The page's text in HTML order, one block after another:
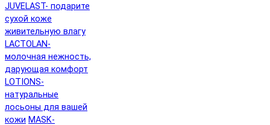
JUVELAST- подарите
сухой коже
живительную влагу
LACTOLAN-
молочная нежность,
дарующая комфорт
LOTIONS-
натуральные
лосьоны для вашей
кожи MASK-